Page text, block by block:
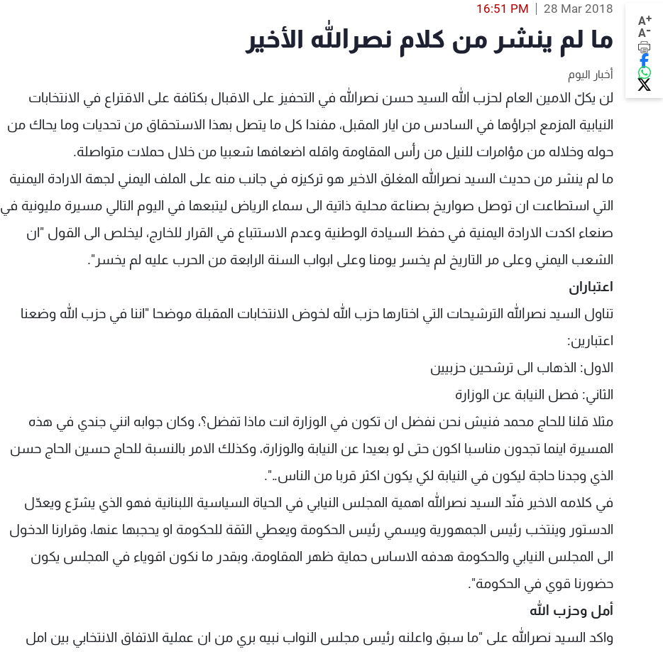
A+
A-
28 Mar 2018
16:51 PM
ما لم ينشر من كلام نصرالله الأخير
أخبار اليوم
لن يكلّ الامين العام لحزب الله السيد حسن نصرالله في التحفيز على الاقبال بكثافة على الاقتراع في الانتخابات
النيابية المزمع اجراؤها في السادس من ايار المقبل، مفندا كل ما يتصل بهذا الاستحقاق من تحديات وما يحاك من
حوله وخلاله من مؤامرات للنيل من رأس المقاومة واقله اضعافها شعبيا من خلال حملات متواصلة.
ما لم ينشر من حديث السيد نصرالله المغلق الاخير هو تركيزه في جانب منه على الملف اليمني لجهة الارادة اليمنية
التي استطاعت ان توصل صواريخ بصناعة محلية ذاتية الى سماء الرياض ليتبعها في اليوم التالي مسيرة مليونية في
صنعاء اكدت الارادة اليمنية في حفظ السيادة الوطنية وعدم الاستتباع في القرار للخارج، ليخلص الى القول "ان
الشعب اليمني وعلى مر التاريخ لم يخسر يومنا وعلى ابواب السنة الرابعة من الحرب عليه لم يخسر".
اعتباران
تناول السيد نصرالله الترشيحات التي اختارها حزب الله لخوض الانتخابات المقبلة موضحا "اننا في حزب الله وضعنا
اعتبارين:
الاول: الذهاب الى ترشحين حزبيين
الثاني: فصل النيابة عن الوزارة
مثلا قلنا للحاج محمد فنيش نحن نفضل ان تكون في الوزارة انت ماذا تفضل؟، وكان جوابه انني جندي في هذه
المسيرة اينما تجدون مناسبا اكون حتى لو بعيدا عن النيابة والوزارة، وكذلك الامر بالنسبة للحاج حسين الحاج حسن
الذي وجدنا حاجة ليكون في النيابة لكي يكون اكثر قربا من الناس..".
في كلامه الاخير فنّد السيد نصرالله اهمية المجلس النيابي في الحياة السياسية اللبنانية فهو الذي يشرّع ويعدّل
الدستور وينتخب رئيس الجمهورية ويسمي رئيس الحكومة ويعطي الثقة للحكومة او يحجبها عنها، وقرارنا الدخول
الى المجلس النيابي والحكومة هدفه الاساس حماية ظهر المقاومة، وبقدر ما نكون اقوياء في المجلس يكون
حضورنا قوي في الحكومة".
أمل وحزب الله
واكد السيد نصرالله على "ما سبق واعلنه رئيس مجلس النواب نبيه بري من ان عملية الاتفاق الانتخابي بين امل